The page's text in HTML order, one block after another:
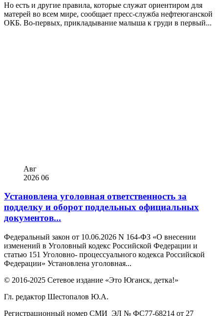
Но есть и другие правила, которые служат ориентиром для
матерей во всем мире, сообщает пресс-служба нефтеюганской
ОКБ. Во-первых, прикладывание малыша к груди в первый...
Авг
2026 06
Установлена уголовная ответственность за
подделку и оборот поддельных официальных
документов...
Федеральный закон от 10.06.2026 N 164-ФЗ «О внесении
изменений в Уголовный кодекс Российской Федерации и
статью 151 Уголовно- процессуального кодекса Российской
Федерации» Установлена уголовная...
© 2016-2025 Сетевое издание «Это Юганск, детка!»
Гл. редактор Шестопалов Ю.А.
Регистрационный номер СМИ ЭЛ № ФС77-68214 от 27